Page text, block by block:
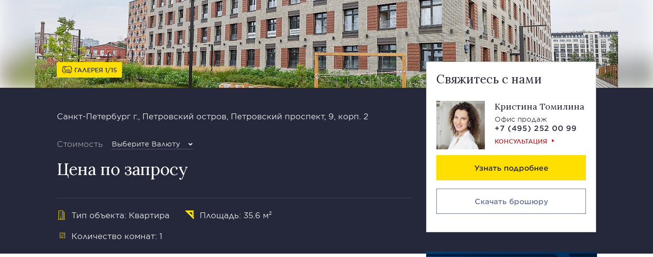
ГАЛЕРЕЯ 1 15
Санкт-Петербург г., Петровский остров, Петровский проспект, 9, корп. 2
Стоимость Выберите Валюту
Цена по запросу
Тип объекта: Квартира Площадь: 35.6 м²
Количество комнат: 1
Свяжитесь с нами
Кристина Томилина
Офис продаж
+7 (495) 252 00 99
КОНСУЛЬТАЦИЯ
Узнать подробнее
Скачать брошюру